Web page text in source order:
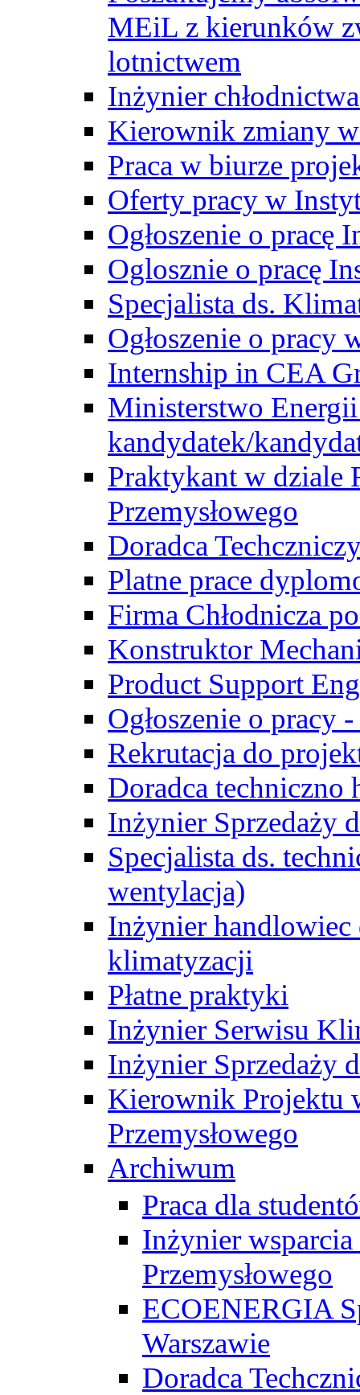
MEiL z kierunków
lotnictwem
Inżynier
Kierownik zmiany
Praca w biurze
Oferty pracy w
Ogłoszenie o pracę
Oglosznie o pracę
Specjalista ds.
Ogłoszenie o pracy
Internship in CEA
Ministerstwo
kandydatek/
Praktykant w dziale
Przemysłowego
Doradca
Platne prace
Firma Chłodnicza
Konstruktor
Product Support
Ogłoszenie o pracy
Rekrutacja do
Doradca techniczno
Inżynier Sprzedaży
Specjalista ds.
wentylacja)
Inżynier handlowiec
klimatyzacji
Płatne praktyki
Inżynier Serwisu
Inżynier Sprzedaży
Kierownik Projektu
Przemysłowego
Archiwum
Praca dla
Inżynier wsparcia
Przemysłowego
ECOENERGIA
Warszawie
Doradca